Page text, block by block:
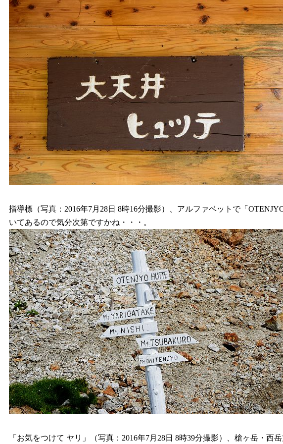
指導標（写真：2016年7月28日 8時16分撮影）、アルファベットで「
いてあるので気分次第ですかね・・・。
「お気をつけて ヤリ」（写真：2016年7月28日 8時39分撮影）、槍ヶ岳・西